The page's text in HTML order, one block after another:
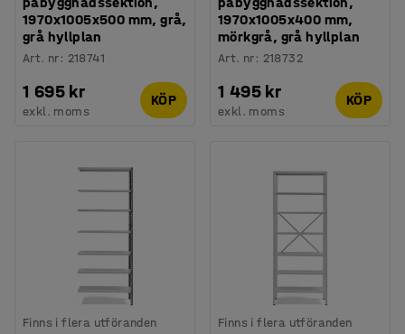
1970x1005x500 mm, grå,
grå hyllplan
Art. nr: 218741
1 695 kr
exkl. moms
KÖP
1970x1005x400 mm,
mörkgrå, grå hyllplan
Art. nr: 218732
1 495 kr
exkl. moms
KÖP
Finns i flera utföranden Finns i flera utföranden